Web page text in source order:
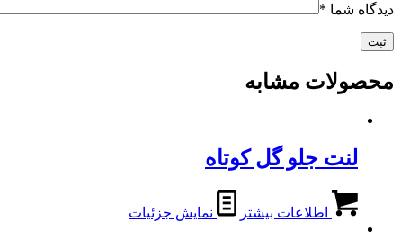
دیدگاه شما *
محصولات مشابه
لنت جلو گل کوتاه
اطلاعات بیشتر نمایش جزئیات